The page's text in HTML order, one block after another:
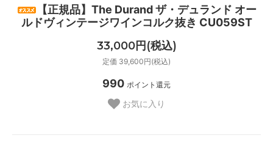
【正規品】The Durand ザ・デュランド オー
ルドヴィンテージワインコルク抜き CU059ST
33,000円(税込)
定価 39,600円(税込)
990 ポイント還元
お気に入り